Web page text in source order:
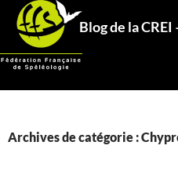
Aller
contenu
Recherche
Archives de catégorie :